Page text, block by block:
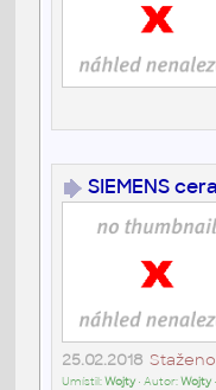
SIEMENS
25.02.2018
Umístil:Wojty• Autor:Wojty